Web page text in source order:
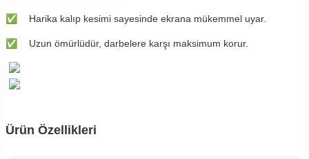
✅ ​Harika kalıp kesimi sayesinde ekrana mükemmel uyar.
✅ Uzun ömürlüdür, darbelere karşı maksimum korur.
Ürün Özellikleri